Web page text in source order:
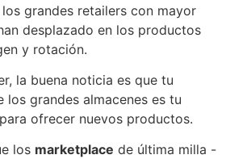
grandes retailers con mayor
desplazado en los productos
y rotación.
la buena noticia es que tu
los grandes almacenes es tu
ofrecer nuevos productos.
los marketplace de última milla -